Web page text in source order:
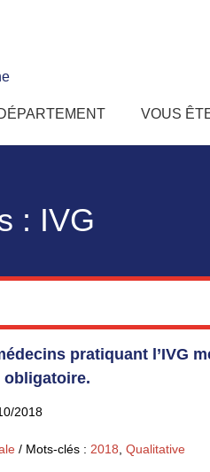
VOUS
: IVG
pratiquant l’IVG
obligatoire.
2018
/ Mots-clés : 2018 Qualitative